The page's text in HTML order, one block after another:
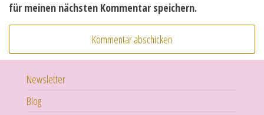
für meinen nächsten Kommentar speichern.
Newsletter
Blog